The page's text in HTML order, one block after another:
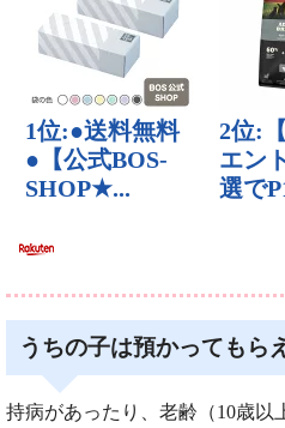
うちの子は預かってもら
持病があったり、老齢（10歳以